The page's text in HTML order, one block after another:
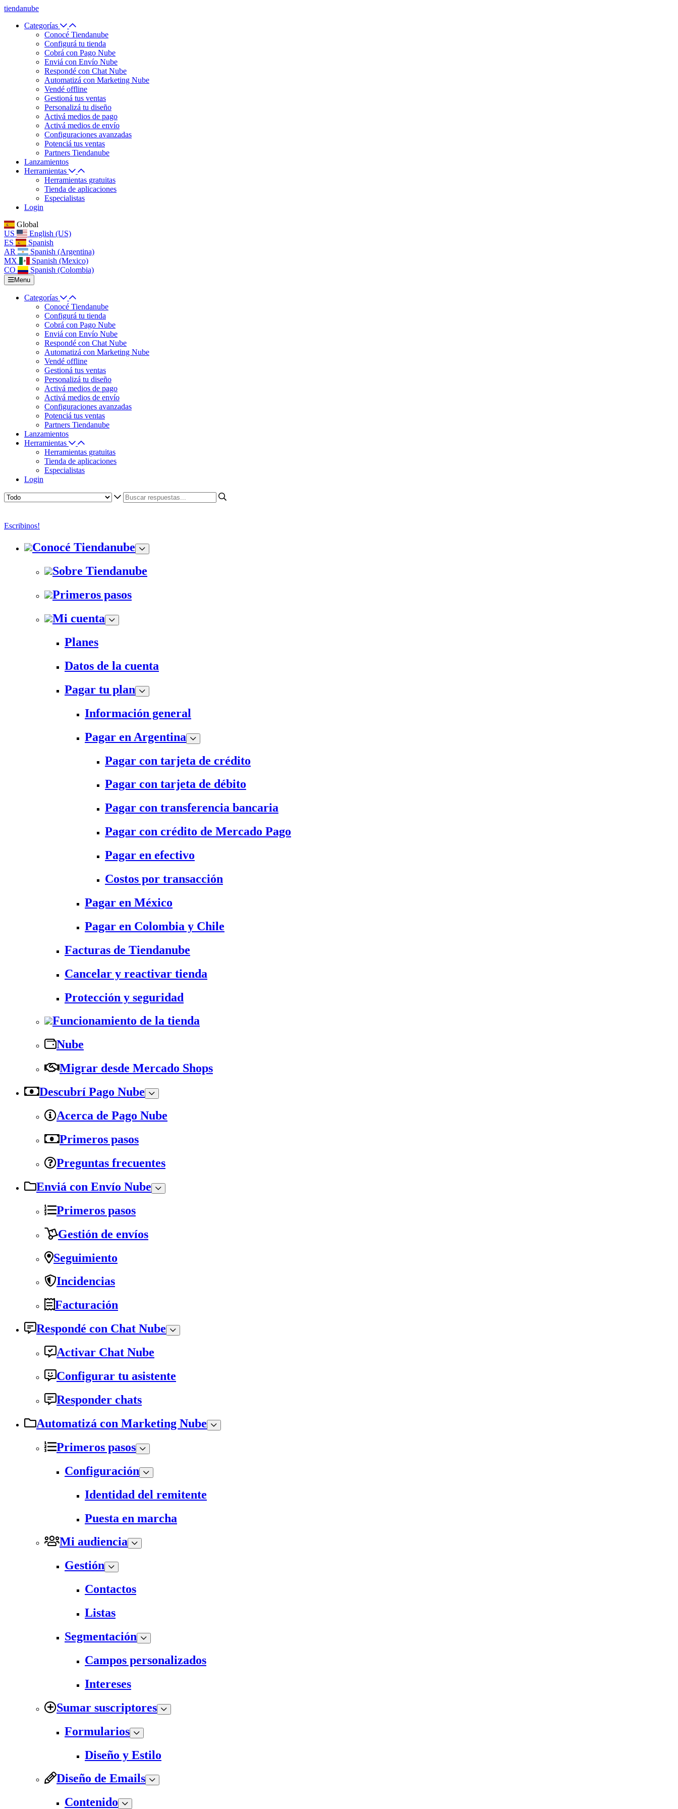
tiendanube
Categorías
Conocé Tiendanube
Configurá tu tienda
Cobrá con Pago Nube
Enviá con Envío Nube
Respondé con Chat Nube
Automatizá con Marketing Nube
Vendé offline
Gestioná tus ventas
Personalizá tu diseño
Activá medios de pago
Activá medios de envío
Configuraciones avanzadas
Potenciá tus ventas
Partners Tiendanube
Lanzamientos
Herramientas
Herramientas gratuitas
Tienda de aplicaciones
Especialistas
Login
Global
US
English (US)
ES
Spanish
AR
Spanish (Argentina)
MX
Spanish (Mexico)
CO
Spanish (Colombia)
Menu
Categorías
Conocé Tiendanube
Configurá tu tienda
Cobrá con Pago Nube
Enviá con Envío Nube
Respondé con Chat Nube
Automatizá con Marketing Nube
Vendé offline
Gestioná tus ventas
Personalizá tu diseño
Activá medios de pago
Activá medios de envío
Configuraciones avanzadas
Potenciá tus ventas
Partners Tiendanube
Lanzamientos
Herramientas
Herramientas gratuitas
Tienda de aplicaciones
Especialistas
Login
Escribinos!
Conocé Tiendanube
Sobre Tiendanube
Primeros pasos
Mi cuenta
Planes
Datos de la cuenta
Pagar tu plan
Información general
Pagar en Argentina
Pagar con tarjeta de crédito
Pagar con tarjeta de débito
Pagar con transferencia bancaria
Pagar con crédito de Mercado Pago
Pagar en efectivo
Costos por transacción
Pagar en México
Pagar en Colombia y Chile
Facturas de Tiendanube
Cancelar y reactivar tienda
Protección y seguridad
Funcionamiento de la tienda
Nube
Migrar desde Mercado Shops
Descubrí Pago Nube
Acerca de Pago Nube
Primeros pasos
Preguntas frecuentes
Enviá con Envío Nube
Primeros pasos
Gestión de envíos
Seguimiento
Incidencias
Facturación
Respondé con Chat Nube
Activar Chat Nube
Configurar tu asistente
Responder chats
Automatizá con Marketing Nube
Primeros pasos
Configuración
Identidad del remitente
Puesta en marcha
Mi audiencia
Gestión
Contactos
Listas
Segmentación
Campos personalizados
Intereses
Sumar suscriptores
Formularios
Diseño y Estilo
Diseño de Emails
Contenido